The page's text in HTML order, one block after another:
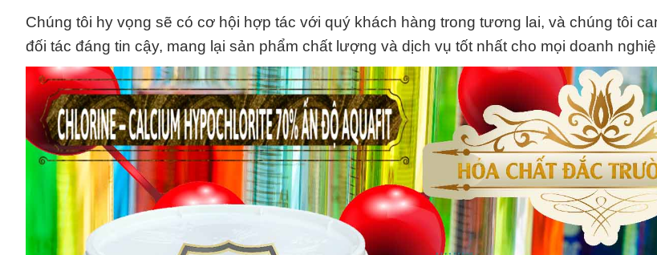
Chúng tôi hy vọng sẽ có cơ hội hợp tác với quý khách hàng trong tương lai, và chúng tôi
đối tác đáng tin cậy, mang lại sản phẩm chất lượng và dịch vụ tốt nhất cho mọi doanh